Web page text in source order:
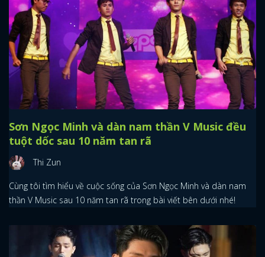
Sơn Ngọc Minh và dàn nam thần V Music đều
tuột dốc sau 10 năm tan rã
Thi Zun
Cùng tôi tìm hiểu về cuộc sống của Sơn Ngọc Minh và dàn nam
thần V Music sau 10 năm tan rã trong bài viết bên dưới nhé!